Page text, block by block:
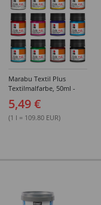
Marabu Textil Plus
Textilmalfarbe, 50ml -
Verschiedene Farbtöne
5,49 €
(1 l = 109.80 EUR)